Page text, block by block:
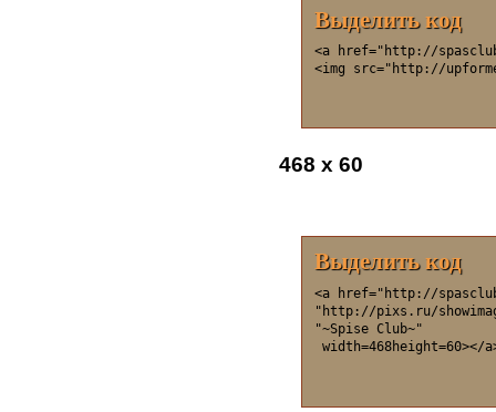
Выделить код
<a href="http://
<img src="http://
468 x 60
Выделить код
<a href="http://
"http://pixs.ru/
"~Spise Club~"
width=468height=60></